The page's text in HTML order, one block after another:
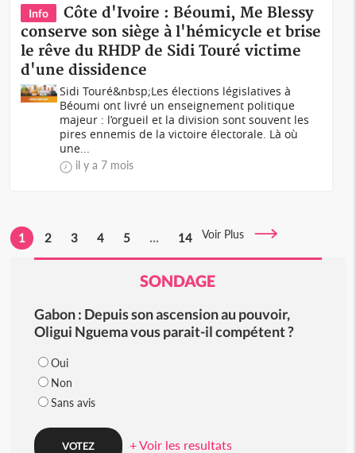
Info
Côte d'Ivoire : Béoumi, Me Blessy
conserve son siège à l'hémicycle et brise
le rêve du RHDP de Sidi Touré victime
d'une dissidence
Sidi Touré&nbsp;Les élections législatives à
Béoumi ont livré un enseignement politique
majeur : l’orgueil et la division sont souvent les
pires ennemis de la victoire électorale. Là où
une...
il y a 7 mois
1 2 3 4 5 ... 14 Voir Plus
SONDAGE
Gabon : Depuis son ascension au pouvoir,
Oligui Nguema vous parait-il compétent ?
Oui
Non
Sans avis
+ Voir les resultats